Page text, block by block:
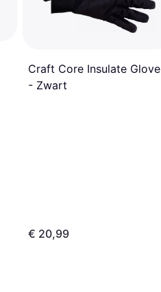
Craft Core Insulate Glove
- Zwart
€ 20,99